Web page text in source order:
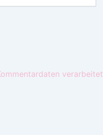
verarbeitet